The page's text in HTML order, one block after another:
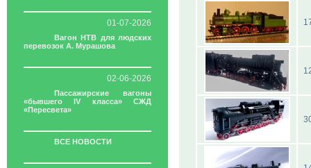
01-07-2026
Вагон НТВ для людских
перевозок А. Мурашова
02-06-2026
Пассажирские вагоны
«бывшего IV класса» СЖД
«Пересвета»
ВСЕ НОВОСТИ